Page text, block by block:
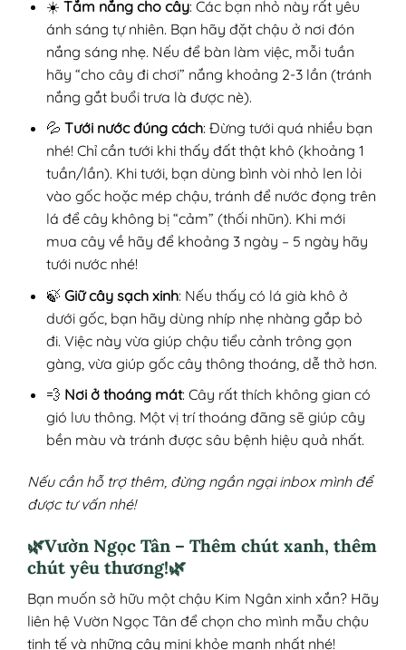
☀️ Tắm nắng cho cây: Các bạn nhỏ này rất yêu
ánh sáng tự nhiên. Bạn hãy đặt chậu ở nơi đón
nắng sáng nhẹ. Nếu để bàn làm việc, mỗi tuần
hãy “cho cây đi chơi” nắng khoảng 2-3 lần (tránh
nắng gắt buổi trưa là được nè).
💦 Tưới nước đúng cách: Đừng tưới quá nhiều bạn
nhé! Chỉ cần tưới khi thấy đất thật khô (khoảng 1
tuần/lần). Khi tưới, bạn dùng bình vòi nhỏ len lỏi
vào gốc hoặc mép chậu, tránh để nước đọng trên
lá để cây không bị “cảm” (thối nhũn). Khi mới
mua cây về hãy để khoảng 3 ngày – 5 ngày hãy
tưới nước nhé!
🍃 Giữ cây sạch xinh: Nếu thấy có lá già khô ở
dưới gốc, bạn hãy dùng nhíp nhẹ nhàng gắp bỏ
đi. Việc này vừa giúp chậu tiểu cảnh trông gọn
gàng, vừa giúp gốc cây thông thoáng, dễ thở hơn.
💨 Nơi ở thoáng mát: Cây rất thích không gian có
gió lưu thông. Một vị trí thoáng đãng sẽ giúp cây
bền màu và tránh được sâu bệnh hiệu quả nhất.
Nếu cần hỗ trợ thêm, đừng ngần ngại inbox mình để
được tư vấn nhé!
🌿Vườn Ngọc Tân – Thêm chút xanh, thêm
chút yêu thương!🌿
Bạn muốn sở hữu một chậu Kim Ngân xinh xắn? Hãy
liên hệ Vườn Ngọc Tân để chọn cho mình mẫu chậu
tinh tế và những cây mini khỏe mạnh nhất nhé!